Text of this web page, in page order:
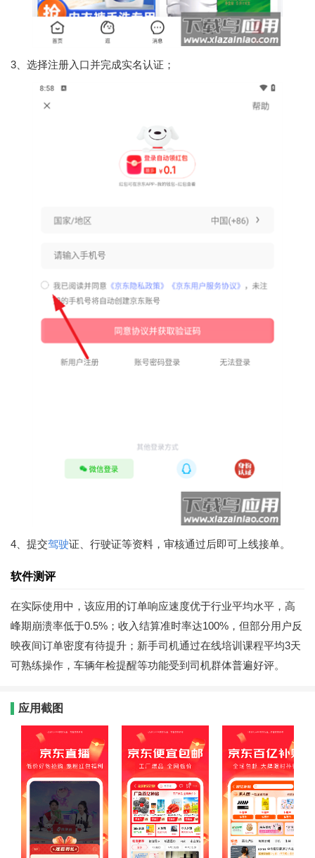
3、选择注册入口并完成实名认证；
4、提交驾驶证、行驶证等资料，审核通过后即可上线接单。
软件测评
在实际使用中，该应用的订单响应速度优于行业平均水平，高
峰期崩溃率低于0.5%；收入结算准时率达100%，但部分用户反
映夜间订单密度有待提升；新手司机通过在线培训课程平均3天
可熟练操作，车辆年检提醒等功能受到司机群体普遍好评。
应用截图